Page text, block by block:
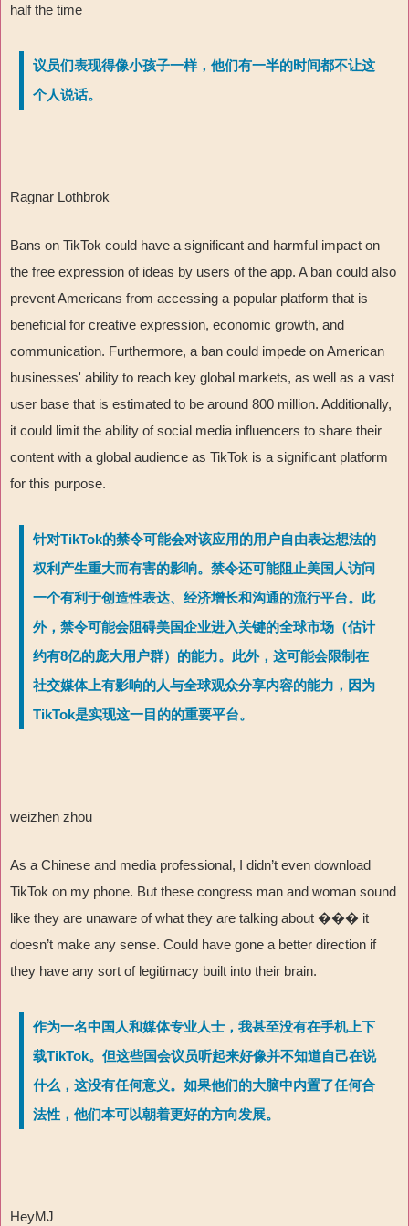
half the time
议员们表现得像小孩子一样，他们有一半的时间都不让这
个人说话。
Ragnar Lothbrok
Bans on TikTok could have a significant and harmful impact on
the free expression of ideas by users of the app. A ban could also
prevent Americans from accessing a popular platform that is
beneficial for creative expression, economic growth, and
communication. Furthermore, a ban could impede on American
businesses' ability to reach key global markets, as well as a vast
user base that is estimated to be around 800 million. Additionally,
it could limit the ability of social media influencers to share their
content with a global audience as TikTok is a significant platform
for this purpose.
针对TikTok的禁令可能会对该应用的用户自由表达想法的
权利产生重大而有害的影响。禁令还可能阻止美国人访问
一个有利于创造性表达、经济增长和沟通的流行平台。此
外，禁令可能会阻碍美国企业进入关键的全球市场（估计
约有8亿的庞大用户群）的能力。此外，这可能会限制在
社交媒体上有影响的人与全球观众分享内容的能力，因为
TikTok是实现这一目的的重要平台。
weizhen zhou
As a Chinese and media professional, I didn’t even download
TikTok on my phone. But these congress man and woman sound
like they are unaware of what they are talking about ��� it
doesn’t make any sense. Could have gone a better direction if
they have any sort of legitimacy built into their brain.
作为一名中国人和媒体专业人士，我甚至没有在手机上下
载TikTok。但这些国会议员听起来好像并不知道自己在说
什么，这没有任何意义。如果他们的大脑中内置了任何合
法性，他们本可以朝着更好的方向发展。
HeyMJ